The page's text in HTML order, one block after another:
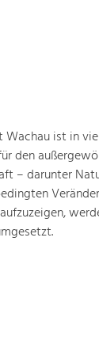
Wachau ist in
den
– darunter